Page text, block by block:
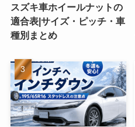
スズキ車ホイールナットの
適合表|サイズ・ピッチ・車
種別まとめ